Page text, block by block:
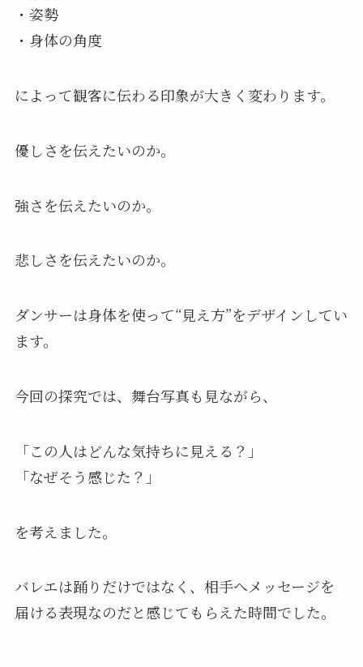
・姿勢
・身体の角度
によって観客に伝わる印象が大きく変わります。
優しさを伝えたいのか。
強さを伝えたいのか。
悲しさを伝えたいのか。
ダンサーは身体を使って“見え方”をデザインしてい
ます。
今回の探究では、舞台写真も見ながら、
「この人はどんな気持ちに見える？」
「なぜそう感じた？」
を考えました。
バレエは踊りだけではなく、相手へメッセージを
届ける表現なのだと感じてもらえた時間でした。